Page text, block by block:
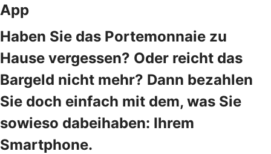
App
Haben Sie das Portemonnaie zu
Hause vergessen? Oder reicht das
Bargeld nicht mehr? Dann bezahlen
Sie doch einfach mit dem, was Sie
sowieso dabeihaben: Ihrem
Smartphone.